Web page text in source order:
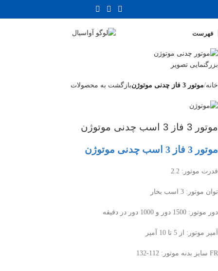
فهرست
بزرگنمایی تصویر
خانه موتور 3 فاز چدنی موتوژن بازگشت به محصولات
موتور 3 فاز 3 اسب چدنی موتوژن
موتور 3 فاز 3 اسب چدنی موتوژن
قدرت موتور: 2.2
توان موتور: 3 اسب بخار
دور موتور: 1500 دور و 1000 دور در دقیقه
آمپر موتور: از 5 تا 10 آمپر
FR سایز بدنه موتور: 112-132